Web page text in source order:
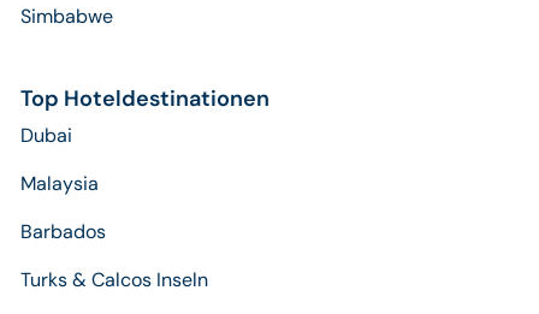
Simbabwe
Top Hoteldestinationen
Dubai
Malaysia
Barbados
Turks & Calcos Inseln